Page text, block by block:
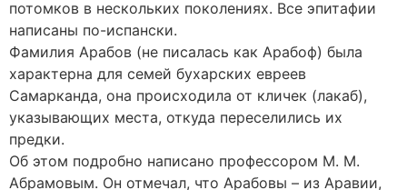
потомков в нескольких поколениях. Все эпитафии
написаны по-испански.
Фамилия Арабов (не писалась как Арабоф) была
характерна для семей бухарских евреев
Самарканда, она происходила от кличек (лакаб),
указывающих места, откуда переселились их
предки.
Об этом подробно написано профессором М. М.
Абрамовым. Он отмечал, что Арабовы – из Аравии,